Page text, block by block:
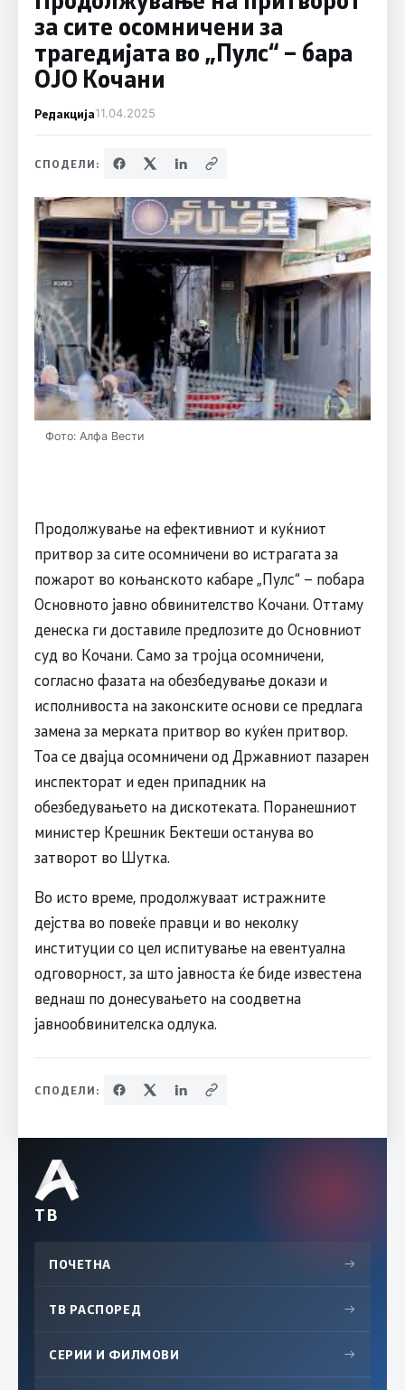
за сите осомничени за
трагедијата во „Пулс“ – бара
ОЈО Кочани
Редакција11.04.2025
СПОДЕЛИ:
Фото: Алфа Вести
Продолжување на ефективниот и куќниот
притвор за сите осомничени во истрагата за
пожарот во коњанското кабаре „Пулс“ – побара
Основното јавно обвинителство Кочани. Оттаму
денеска ги доставиле предлозите до Основниот
суд во Кочани. Само за тројца осомничени,
согласно фазата на обезбедување докази и
исполнивоста на законските основи се предлага
замена за мерката притвор во куќен притвор.
Тоа се двајца осомничени од Државниот пазарен
инспекторат и еден припадник на
обезбедувањето на дискотеката. Поранешниот
министер Крешник Бектеши останува во
затворот во Шутка.
Во исто време, продолжуваат истражните
дејства во повеќе правци и во неколку
институции со цел испитување на евентуална
одговорност, за што јавноста ќе биде известена
веднаш по донесувањето на соодветна
јавнообвинителска одлука.
СПОДЕЛИ:
ТВ
ПОЧЕТНА →
ТВ РАСПОРЕД →
СЕРИИ И ФИЛМОВИ →